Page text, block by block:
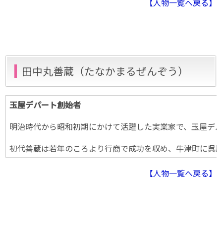
【人物一覧へ戻る】
田中丸善蔵（たなかまるぜんぞう）
玉屋デパート創始者
明治時代から昭和初期にかけて活躍した実業家で、玉屋デ
初代善蔵は若年のころより行商で成功を収め、牛津町に
【人物一覧へ戻る】